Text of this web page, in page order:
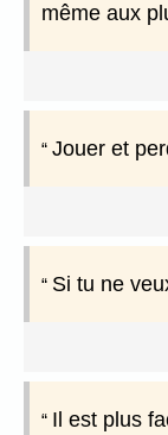
même aux
Jouer et
Si tu ne
Il est plus